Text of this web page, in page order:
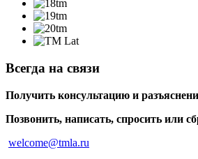
Всегда на связи
Получить консультацию и
Позвонить, написать, спросить или
welcome@tmla.ru